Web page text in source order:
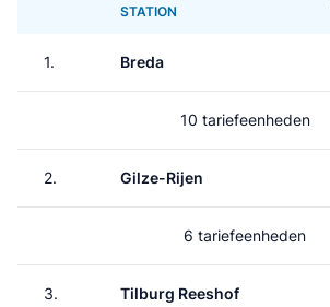
STATION
1. Breda
10 tariefeenheden
2. Gilze-Rijen
6 tariefeenheden
3. Tilburg Reeshof